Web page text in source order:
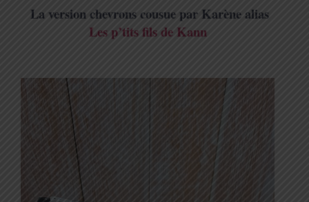
La version chevrons cousue par Karène alias
Les p’tits fils de Kann